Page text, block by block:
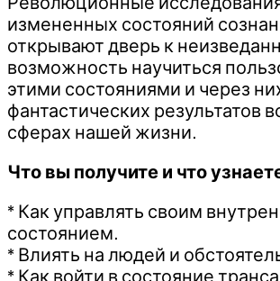
измененных состояний
открывают дверь к
возможность научиться
этими состояниями и через
фантастических результатов
сферах нашей жизни.
Что вы получите и что
* Как управлять своим
состоянием.
* Влиять на людей и
* Как войти в состояние